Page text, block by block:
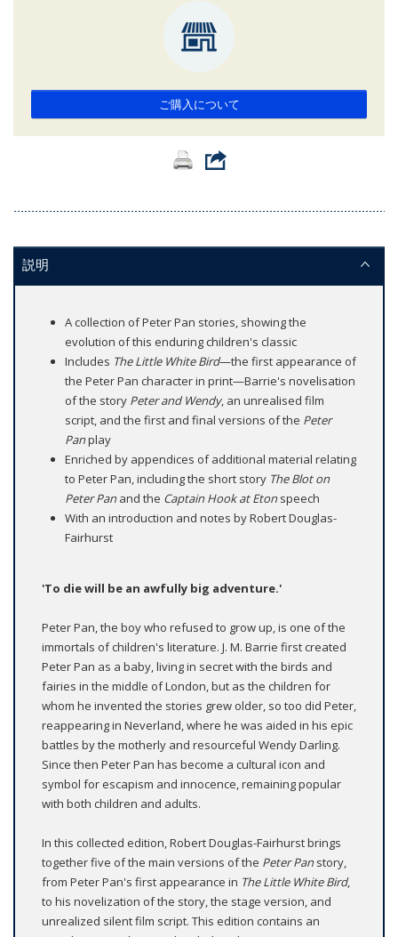
ご購入について
説明
A collection of Peter Pan stories, showing the
evolution of this enduring children's classic
Includes The Little White Bird—the first appearance of
the Peter Pan character in print—Barrie's novelisation
of the story Peter and Wendy, an unrealised film
script, and the first and final versions of the Peter
Panplay
Enriched by appendices of additional material relating
to Peter Pan, including the short story The Blot on
Peter Panand the Captain Hook at Etonspeech
With an introduction and notes by Robert Douglas-
Fairhurst
'To die will be an awfully big adventure.'
Peter Pan, the boy who refused to grow up, is one of the
immortals of children's literature. J. M. Barrie first created
Peter Pan as a baby, living in secret with the birds and
fairies in the middle of London, but as the children for
whom he invented the stories grew older, so too did Peter,
reappearing in Neverland, where he was aided in his epic
battles by the motherly and resourceful Wendy Darling.
Since then Peter Pan has become a cultural icon and
symbol for escapism and innocence, remaining popular
with both children and adults.
In this collected edition, Robert Douglas-Fairhurst brings
together five of the main versions of the Peter Panstory,
from Peter Pan's first appearance in The Little White Bird,
to his novelization of the story, the stage version, and
unrealized silent film script. This edition contains an